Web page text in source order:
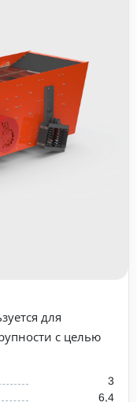
для
с целью
3
6,4